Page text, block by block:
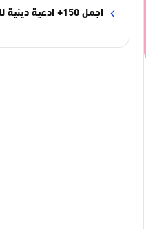
اجمل 150+ ادعية دينية للفيس بوك قصيرة 2025